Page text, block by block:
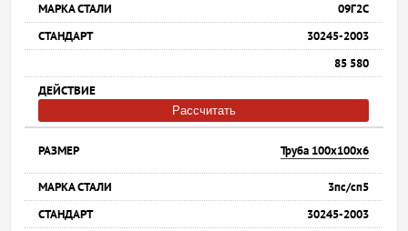
09Г2С
30245-2003
85 580
Рассчитать
Труба 100х100х6
3пс/сп5
30245-2003